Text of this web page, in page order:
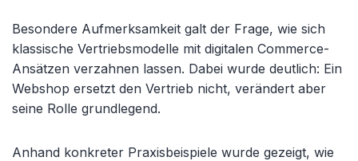
Besondere Aufmerksamkeit galt der Frage, wie sich
klassische Vertriebsmodelle mit digitalen Commerce-
Ansätzen verzahnen lassen. Dabei wurde deutlich: Ein
Webshop ersetzt den Vertrieb nicht, verändert aber
seine Rolle grundlegend.
Anhand konkreter Praxisbeispiele wurde gezeigt, wie